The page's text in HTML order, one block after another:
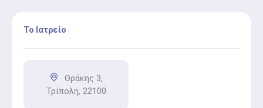
Το Ιατρείο
Θράκης 3,
Τρίπολη, 22100